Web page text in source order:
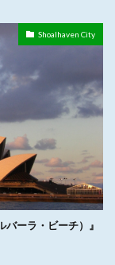
Shoalhaven City
ーラ・ビーチ）』